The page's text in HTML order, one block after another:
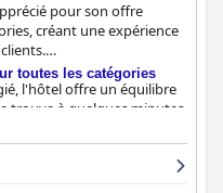
pour son offre
créant une expérience
l'hôtel offre un équilibre
trouve à quelques minutes
à quelques pas du Mall
parfait pour les amateurs
Le pub à bière et le
toutes les catégories